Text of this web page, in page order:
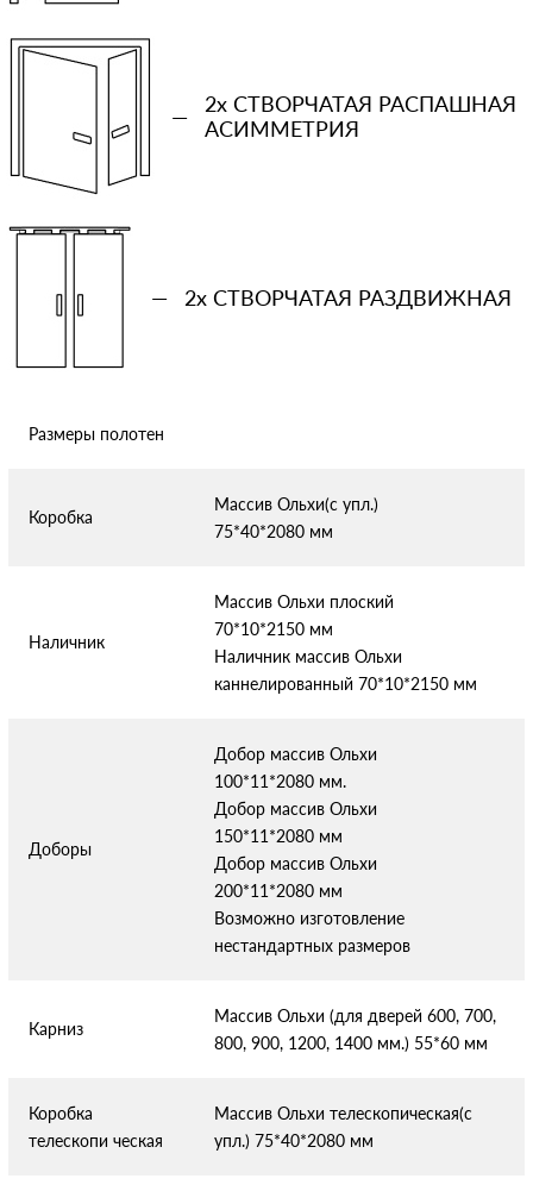
—
2x СТВОРЧАТАЯ РАСПАШНАЯ
АСИММЕТРИЯ
— 2x СТВОРЧАТАЯ РАЗДВИЖНАЯ
Размеры полотен
Коробка
Массив Ольхи(с упл.)
75*40*2080 мм
Наличник
Массив Ольхи плоский
70*10*2150 мм
Наличник массив Ольхи
каннелированный 70*10*2150 мм
Доборы
Добор массив Ольхи
100*11*2080 мм.
Добор массив Ольхи
150*11*2080 мм
Добор массив Ольхи
200*11*2080 мм
Возможно изготовление
нестандартных размеров
Карниз
Массив Ольхи (для дверей 600, 700,
800, 900, 1200, 1400 мм.) 55*60 мм
Коробка
телескопи ческая
Массив Ольхи телескопическая(с
упл.) 75*40*2080 мм
Ваша примерная смета на двери
Сообщение
конфиденциальности